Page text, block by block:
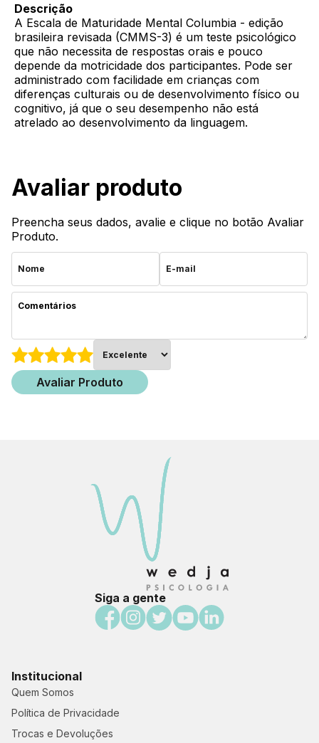
Descrição
A Escala de Maturidade Mental Columbia - edição
brasileira revisada (CMMS-3) é um teste psicológico
que não necessita de respostas orais e pouco
depende da motricidade dos participantes. Pode ser
administrado com facilidade em crianças com
diferenças culturais ou de desenvolvimento físico ou
cognitivo, já que o seu desempenho não está
atrelado ao desenvolvimento da linguagem.
Avaliar produto
Preencha seus dados, avalie e clique no botão Avaliar
Produto.
Avaliar Produto
Siga a gente
Institucional
Quem Somos
Política de Privacidade
Trocas e Devoluções